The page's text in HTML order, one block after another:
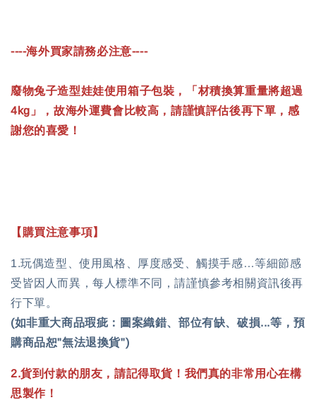
----海外買家請務必注意----
廢物兔子造型娃娃使用箱子包裝，「材積換算重量將超過
4 kg」，故海外運費會比較高，請謹慎評估後再下單，感
謝您的喜愛！
【購買注意事項】
1.玩偶造型、使用風格、厚度感受、觸摸手感…等細節感
受皆因人而異，每人標準不同，請謹慎參考相關資訊後再
行下單。
(如非重大商品瑕疵：圖案織錯、部位有缺、破損...等，預
購商品恕"無法退換貨")
2.貨到付款的朋友，請記得取貨！ 我們真的非常用心在構
思製作 ！